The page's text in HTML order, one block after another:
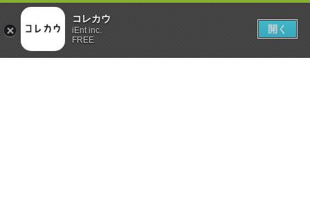
コレカウ
iEnt inc.
FREE
開く